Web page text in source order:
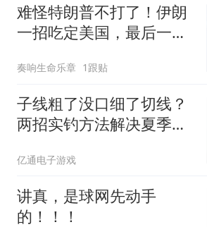
难怪特朗普不打了！伊朗
一招吃定美国，最后一
奏响生命乐章 1跟贴
子线粗了没口细了切线？
两招实钓方法解决夏季难
亿通电子游戏
讲真，是球网先动手
的！！！